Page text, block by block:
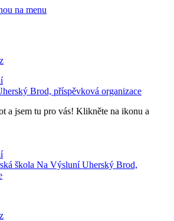
na menu
Brod, příspěvková organizace
a jsem tu pro vás! Klikněte na ikonu a
škola Na VýsluníUherský Brod,